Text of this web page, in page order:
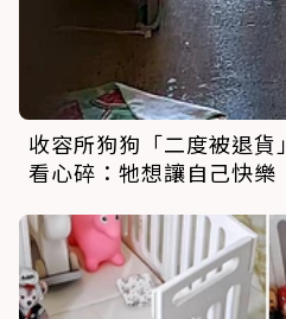
收容所狗狗「二度被退
看心碎：牠想讓自己快樂